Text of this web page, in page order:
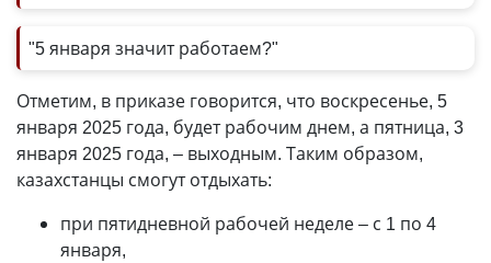
"5 января значит работаем?"
Отметим, в приказе говорится, что воскресенье, 5
января 2025 года, будет рабочим днем, а пятница, 3
января 2025 года, – выходным. Таким образом,
казахстанцы смогут отдыхать:
при пятидневной рабочей неделе – с 1 по 4
января,